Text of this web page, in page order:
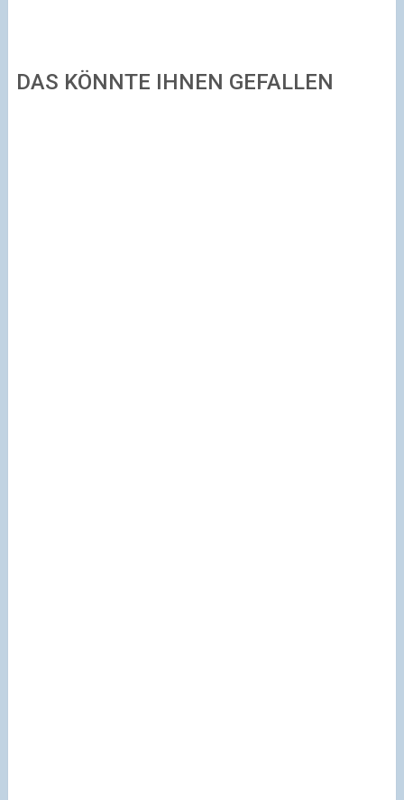
DAS KÖNNTE IHNEN GEFALLEN